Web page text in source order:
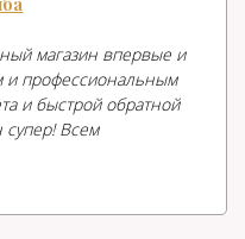
магазин впервые и
и профессиональным
и быстрой обратной
Всем